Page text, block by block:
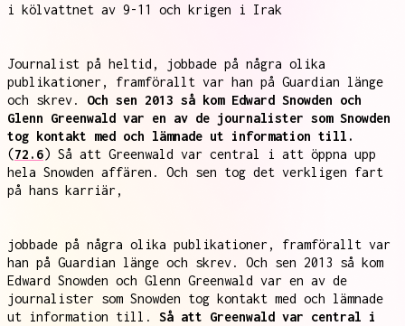
i kölvattnet av 9-11 och krigen i Irak
Journalist på heltid, jobbade på några olika
publikationer, framförallt var han på Guardian länge
och skrev. Och sen 2013 så kom Edward Snowden och
Glenn Greenwald var en av de journalister som Snowden
tog kontakt med och lämnade ut information till.
(72.6) Så att Greenwald var central i att öppna upp
hela Snowden affären. Och sen tog det verkligen fart
på hans karriär,
jobbade på några olika publikationer, framförallt var
han på Guardian länge och skrev. Och sen 2013 så kom
Edward Snowden och Glenn Greenwald var en av de
journalister som Snowden tog kontakt med och lämnade
ut information till. Så att Greenwald var central i